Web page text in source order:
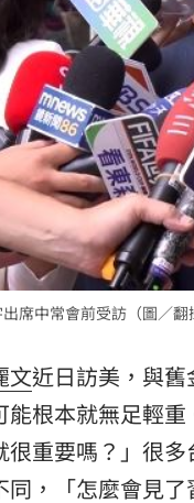
播 15:27
上直播 18:00
刮樂千萬頭獎超「爸
「頂奢大道」逐漸
宙」職涯論壇9/12登
Formosa 7s掀足球
席中常會前受訪（圖／翻
文近日訪美，與
根本就無足輕重
很重要嗎？」很
，「怎麼會見了